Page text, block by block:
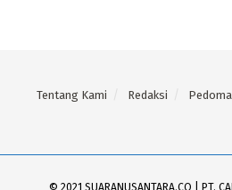
Tentang Kami Redaksi